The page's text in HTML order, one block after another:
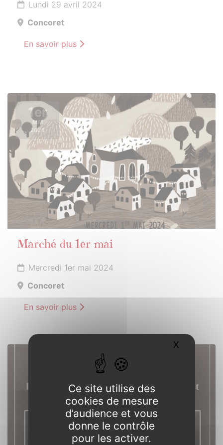
Lundi 29 avril 2024
Concoret
En savoir plus
1er
MAI
2024
Marché du 1er mai
Mercredi 1er mai 2024
Concoret
En savoir plus
Ce site utilise des
cookies de mesure
d’audience et vous
donne le contrôle
pour les activer.
X Masquer